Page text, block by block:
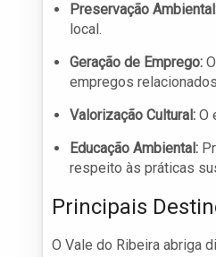
Preservação
local.
Geração de Emprego:
empregos
Valorização Cultural: O
Educação Ambiental:
respeito às práticas
Principais
O Vale do Ribeira abriga